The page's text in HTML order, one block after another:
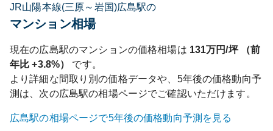
JR山陽本線(三原～岩国)広島駅の
マンション相場
現在の広島駅のマンションの価格相場は 131万円/坪 （前
年比+3.8%）
です。
より詳細な間取り別の価格データや、5年後の価格動向予
測は、次の広島駅の相場ページでご確認いただけます。
広島駅の相場ページで5年後の価格動向予測を見る